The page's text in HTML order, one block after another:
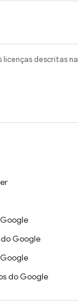
licenças descritas na
Google
do Google